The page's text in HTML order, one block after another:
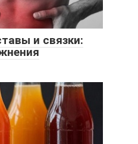
и связки: